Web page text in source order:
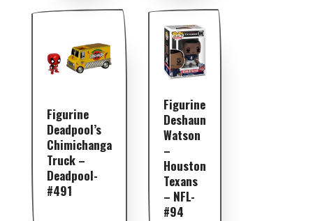
Figurine
Deadpool’s
Chimichanga
Truck –
Deadpool-
#491
Figurine
Deshaun
Watson
–
Houston
Texans
– NFL-
#94